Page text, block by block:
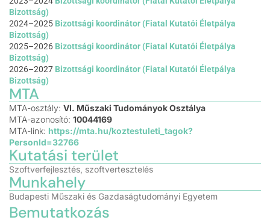
Bizottság)
2024–2025 Bizottsági koordinátor (Fiatal Kutatói Életpálya
Bizottság)
2025–2026 Bizottsági koordinátor (Fiatal Kutatói Életpálya
Bizottság)
2026–2027 Bizottsági koordinátor (Fiatal Kutatói Életpálya
Bizottság)
MTA
MTA-osztály: VI. Műszaki Tudományok Osztálya
MTA-azonosító: 10044169
MTA-link: https://mta.hu/koztestuleti_tagok?
PersonId=32766
Kutatási terület
Szoftverfejlesztés, szoftvertesztelés
Munkahely
Budapesti Műszaki és Gazdaságtudományi Egyetem
Bemutatkozás